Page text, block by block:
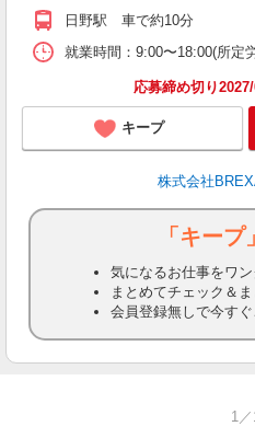
日野駅 車で約10分
就業時間：9:00〜18:00(所定
応募締め切り
キープ
株式会社
「キープ
気になるお仕事をワ
まとめてチェック＆
会員登録無しで今す
1／